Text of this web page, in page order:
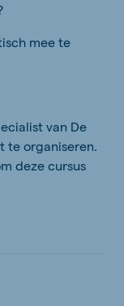
mee te
van De
te organiseren.
deze cursus